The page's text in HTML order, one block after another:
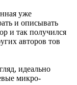
уже
и описывать
и так получился
авторов тов
идеально
микро-